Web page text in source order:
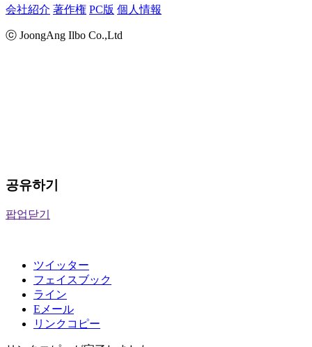
会社紹介 著作権 PC版 個人情報
ⓒ JoongAng Ilbo Co.,Ltd
공유하기
팝업닫기
ツイッター
フェイスブック
ライン
Eメール
リンクコピー